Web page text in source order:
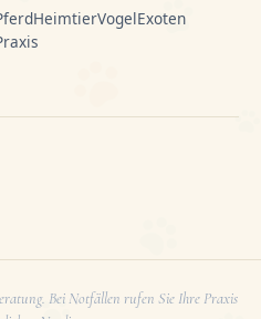
HeimtierVogelExoten
Bei Notfällen rufen Sie Ihre Praxis